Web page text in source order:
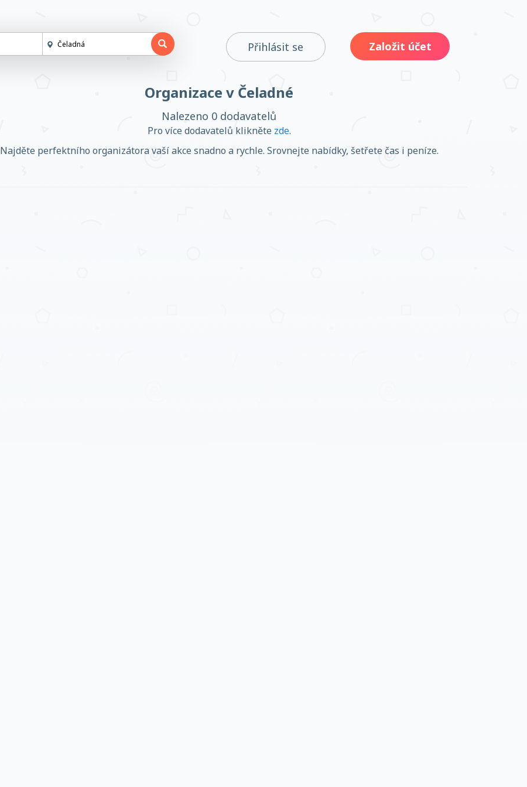
Přihlásit se Založit účet
Organizace v Čeladné
Nalezeno 0 dodavatelů
Pro více dodavatelů klikněte zde.
Najděte perfektního organizátora vaší akce snadno a rychle. Srovnejte nabídky, šetřete čas i peníze.